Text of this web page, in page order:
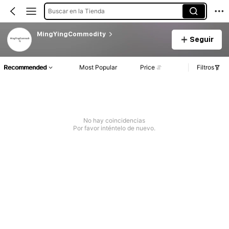
Buscar en la Tienda
MingYingCommodity
Seguir
Recommended Most Popular Price Filtros
No hay coincidencias
Por favor inténtelo de nuevo.